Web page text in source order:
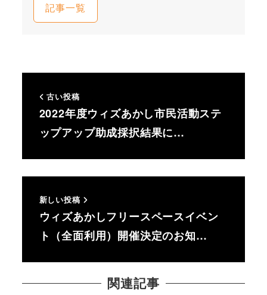
記事一覧
古い投稿
2022年度ウィズあかし市民活動ステ
ップアップ助成採択結果に…
新しい投稿
ウィズあかしフリースペースイベン
ト（全面利用）開催決定のお知…
関連記事